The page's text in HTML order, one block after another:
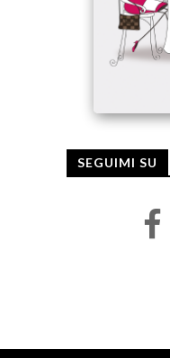
SEGUIMI SU